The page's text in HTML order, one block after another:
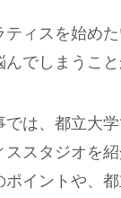
ティスを始め
んでしまうこ
では、都立大
スタジオを紹
ポイントや、